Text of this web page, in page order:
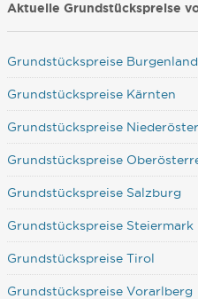
Aktuelle Grundstückspreise
Grundstückspreise Burgenland
Grundstückspreise Kärnten
Grundstückspreise
Grundstückspreise
Grundstückspreise Salzburg
Grundstückspreise Steiermark
Grundstückspreise Tirol
Grundstückspreise Vorarlberg